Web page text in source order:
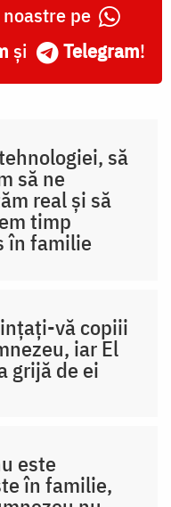
pe
și Telegram!
să
să ne
real și să
timp
în familie
vă copiii
iar El
grijă de ei
este
în familie,